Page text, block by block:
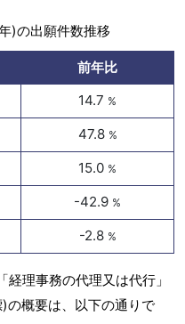
)の出願件数推移
前年比
14.7 %
47.8 %
15.0 %
-42.9 %
-2.8 %
理事務の代理又は代行」
の概要は、以下の通りで